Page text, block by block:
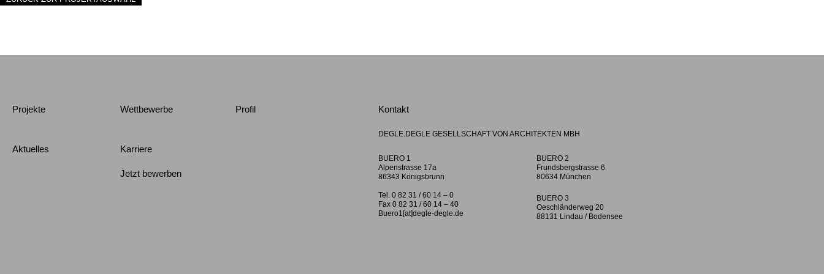
Projekte
Aktuelles
Wettbewerbe
Karriere
Jetzt bewerben
Profil Kontakt
DEGLE.DEGLE GESELLSCHAFT VON ARCHITEKTEN MBH
BUERO 1
Alpenstrasse 17a
86343 Königsbrunn
Tel. 0 82 31 / 60 14 – 0
Fax 0 82 31 / 60 14 – 40
Buero1[at]degle-degle.de
BUERO 2
Frundsbergstrasse 6
80634 München
BUERO 3
Oeschländerweg 20
88131 Lindau / Bodensee